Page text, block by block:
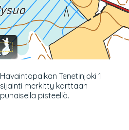
Havaintopaikan Tenetinjoki 1
sijainti merkitty karttaan
punaisella pisteellä.